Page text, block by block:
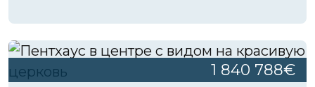
1 840 788€